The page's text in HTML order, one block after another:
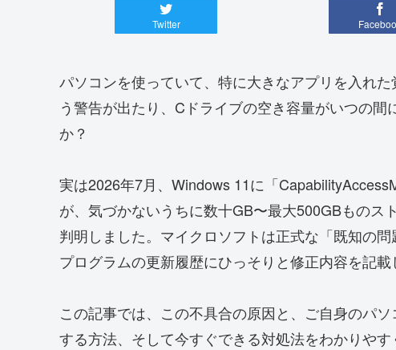
Twitter
パソコンを使っていて、特に大きなアプリを入れ
う警告が出たり、Cドライブの空き容量がいつの
か？
実は2026年7月、Windows 11に「
が、気づかないうちに数十GB〜最大500GBもの
判明しました。マイクロソフトは正式な「既知の
プログラムの更新履歴にひっそりと修正内容を記載
この記事では、この不具合の原因と、ご自身のパ
する方法、そして今すぐできる対処法をわかりやす